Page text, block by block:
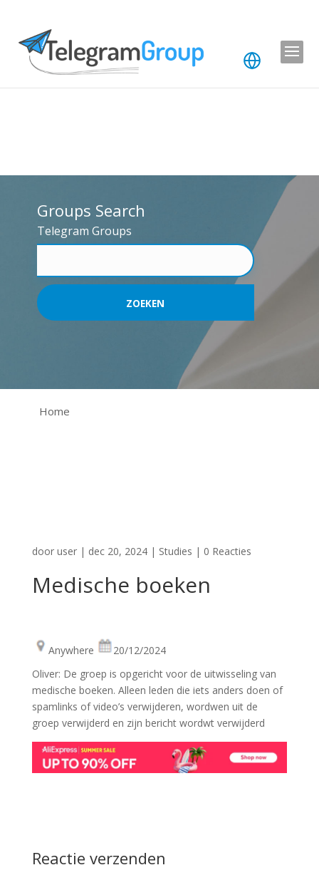
Groups Search
Telegram Groups
Home
door user| dec 20, 2024| Studies | 0 Reacties
Medische boeken
Anywhere
20/12/2024
Oliver: De groep is opgericht voor de uitwisseling van
medische boeken. Alleen leden die iets anders doen of
spamlinks of video’s verwijderen, wordwen uit de
groep verwijderd en zijn bericht wordwt verwijderd
Reactie verzenden